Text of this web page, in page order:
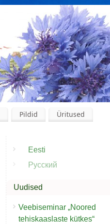
Pildid
Üritused
Eesti
Русский
Uudised
Veebiseminar „Noored
tehiskaaslaste kütkes“